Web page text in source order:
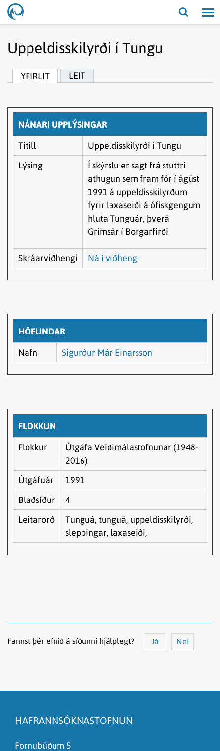
Opna/
Uppeldisskilyrði í Tungu
YFIRLIT LEIT
NÁNARI UPPLÝSINGAR
Titill
Uppeldisskilyrði í Tungu
Lýsing
Í skýrslu er sagt frá stuttri
athugun sem fram fór í ágúst
1991 á uppeldisskilyrðum
fyrir laxaseiði á ófiskgengum
hluta Tunguár, þverá
Grímsár í Borgarfirði
Skráarviðhengi Ná í viðhengi
HÖFUNDAR
Nafn Sigurður Már Einarsson
FLOKKUN
Flokkur
Útgáfa Veiðimálastofnunar (1948-
2016)
Útgáfuár
1991
Blaðsíður
4
Leitarorð
Tunguá, tunguá, uppeldisskilyrði,
sleppingar, laxaseiði,
Fannst þér efnið á síðunni hjálplegt? Já Nei
Það er of mikið efni á síðunni
Ég skil ekki efnið, finnst það of flókið
HAFRANNSÓKNASTOFNUN
Fornubúðum 5